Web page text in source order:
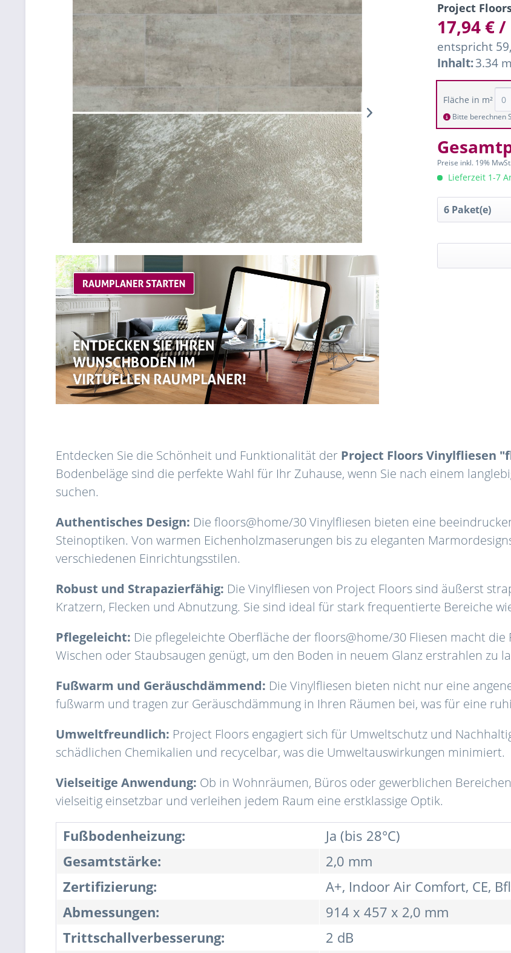
Project
17,94 € /
entspricht
Inhalt:3.34
Fläche in m²
Bitte berechnen
Preise inkl. 19%
Lieferzeit 1-7
Entdecken Sie die Schönheit und Funktionalität der Project Floors Vinylfliesen
Bodenbeläge sind die perfekte Wahl für Ihr Zuhause, wenn Sie nach einem
suchen.
Authentisches Design: Die floors@home/30 Vinylfliesen bieten eine
Steinoptiken. Von warmen Eichenholzmaserungen bis zu eleganten
verschiedenen Einrichtungsstilen.
Robust und Strapazierfähig: Die Vinylfliesen von Project Floors sind äußerst
Kratzern, Flecken und Abnutzung. Sie sind ideal für stark frequentierte Bereiche
Pflegeleicht: Die pflegeleichte Oberfläche der floors@home/30 Fliesen macht
Wischen oder Staubsaugen genügt, um den Boden in neuem Glanz erstrahlen zu
Fußwarm und Geräuschdämmend: Die Vinylfliesen bieten nicht nur eine
fußwarm und tragen zur Geräuschdämmung in Ihren Räumen bei, was für eine
Umweltfreundlich: Project Floors engagiert sich für Umweltschutz und
schädlichen Chemikalien und recycelbar, was die Umweltauswirkungen minimiert.
Vielseitige Anwendung: Ob in Wohnräumen, Büros oder gewerblichen
vielseitig einsetzbar und verleihen jedem Raum eine erstklassige Optik.
Fußbodenheizung:
Ja (bis 28°C)
Gesamtstärke:
2,0 mm
Zertifizierung:
A+, Indoor Air Comfort, CE,
Abmessungen:
914 x 457 x 2,0 mm
Trittschallverbesserung:
2 dB